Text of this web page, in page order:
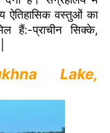
ऐतिहासिक वस्तुओं का
हैं:-प्राचीन सिक्के,
Lake,